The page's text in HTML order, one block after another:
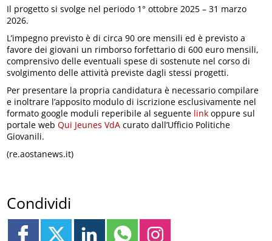
Il progetto si svolge nel periodo 1° ottobre 2025 – 31 marzo
2026.
L’impegno previsto è di circa 90 ore mensili ed è previsto a
favore dei giovani un rimborso forfettario di 600 euro mensili,
comprensivo delle eventuali spese di sostenute nel corso di
svolgimento delle attività previste dagli stessi progetti.
Per presentare la propria candidatura è necessario compilare
e inoltrare l’apposito modulo di iscrizione esclusivamente nel
formato google moduli reperibile al seguente linkoppure sul
portale webQui Jeunes VdA curato dall’Ufficio Politiche
Giovanili.
(re.aostanews.it)
Condividi